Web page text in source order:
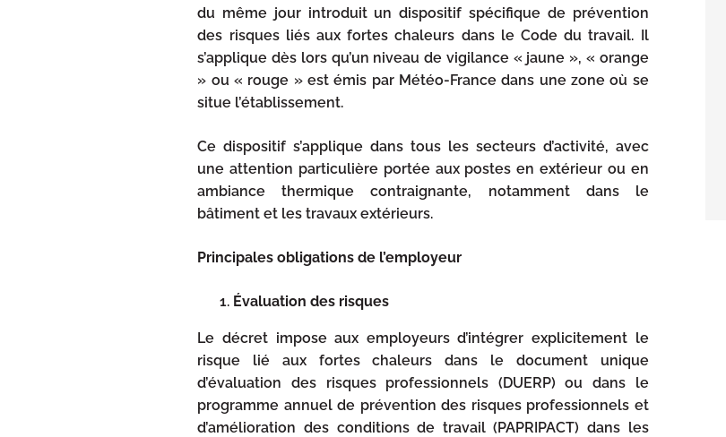
du même jour introduit un dispositif spécifique de prévention
des risques liés aux fortes chaleurs dans le Code du travail. Il
s’applique dès lors qu’un niveau de vigilance « jaune », « orange
» ou « rouge » est émis par Météo-France dans une zone où se
situe l’établissement.
Ce dispositif s’applique dans tous les secteurs d’activité, avec
une attention particulière portée aux postes en extérieur ou en
ambiance thermique contraignante, notamment dans le
bâtiment et les travaux extérieurs.
Principales obligations de l’employeur
Évaluation des risques
Le décret impose aux employeurs d’intégrer explicitement le
risque lié aux fortes chaleurs dans le document unique
d’évaluation des risques professionnels (DUERP) ou dans le
programme annuel de prévention des risques professionnels et
d’amélioration des conditions de travail (PAPRIPACT) dans les